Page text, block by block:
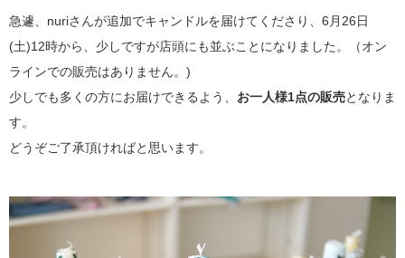
急遽、nuriさんが追加でキャンドルを届けてくださり、6月26日
(土)12時から、少しですが店頭にも並ぶことになりました。（オン
ラインでの販売はありません。)
少しでも多くの方にお届けできるよう、 お一人様1点の販売となりま
す。
どうぞご了承頂ければと思います。